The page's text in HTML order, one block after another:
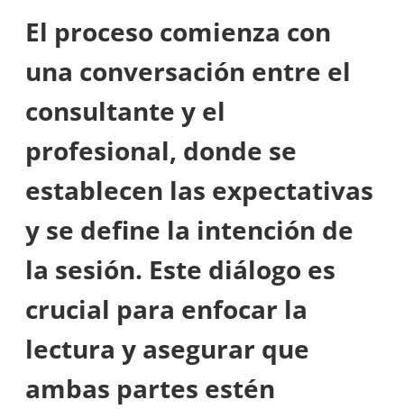
El proceso comienza con
una conversación entre el
consultante y el
profesional, donde se
establecen las expectativas
y se define la intención de
la sesión. Este diálogo es
crucial para enfocar la
lectura y asegurar que
ambas partes estén